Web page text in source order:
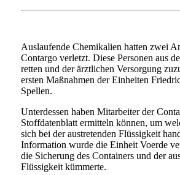
Auslaufende Chemikalien hatten zwei
Contargo verletzt. Diese Personen aus
retten und der ärztlichen Versorgung
ersten Maßnahmen der Einheiten
Spellen.
Unterdessen haben Mitarbeiter der
Stoffdatenblatt ermitteln können, um
sich bei der austretenden Flüssigkeit
Information wurde die Einheit Voerde
die Sicherung des Containers und der
Flüssigkeit kümmerte.